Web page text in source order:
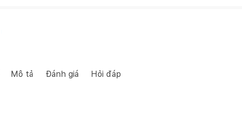
Mô tả Đánh giá Hỏi đáp